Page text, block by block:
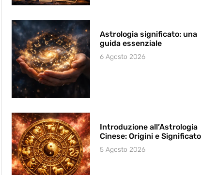
Astrologia significato: una
guida essenziale
6 Agosto 2026
Introduzione all’Astrologia
Cinese: Origini e Significato
5 Agosto 2026